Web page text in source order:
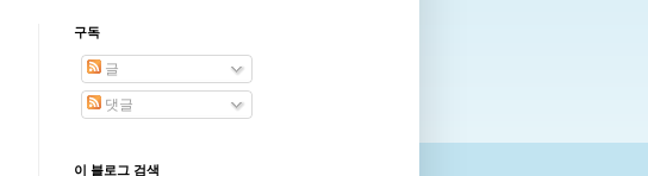
구독
글
댓글
이 블로그 검색